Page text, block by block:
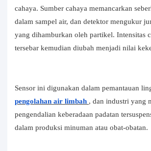
cahaya. Sumber cahaya memancarkan
dalam sampel air, dan detektor mengukur
yang dihamburkan oleh partikel. Intensitas
tersebar kemudian diubah menjadi nilai
Sensor ini digunakan dalam pemantauan
pengolahan air limbah , dan industri yang
pengendalian keberadaan padatan
dalam produksi minuman atau obat-obatan.